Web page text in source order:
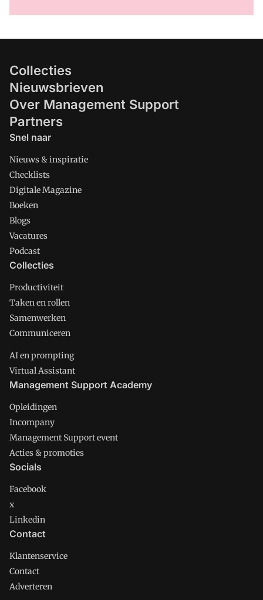
Collecties
Nieuwsbrieven
Over Management Support
Partners
Snel naar
Nieuws & inspiratie
Checklists
Digitale Magazine
Boeken
Blogs
Vacatures
Podcast
Collecties
Productiviteit
Taken en rollen
Samenwerken
Communiceren
AI en prompting
Virtual Assistant
Management Support Academy
Opleidingen
Incompany
Management Support event
Acties & promoties
Socials
Facebook
x
Linkedin
Contact
Klantenservice
Contact
Adverteren